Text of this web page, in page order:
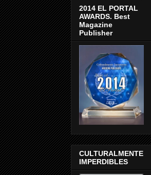
2014 EL PORTAL
AWARDS. Best
Magazine
Publisher
CULTURALMENTE
IMPERDIBLES